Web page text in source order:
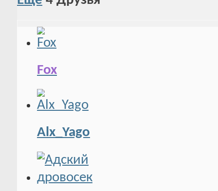
Fox
Alx_Yago